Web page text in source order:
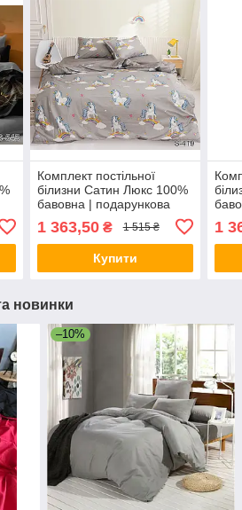
Комплект постільної
білизни Сатин Люкс 100%
бавовна | подарункова
1 363,50₴ 1 515 ₴
Купити
1
новинки
–10%